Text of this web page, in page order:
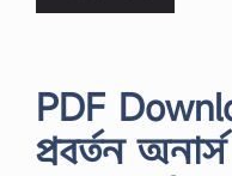
PDF
প্রবর্তন